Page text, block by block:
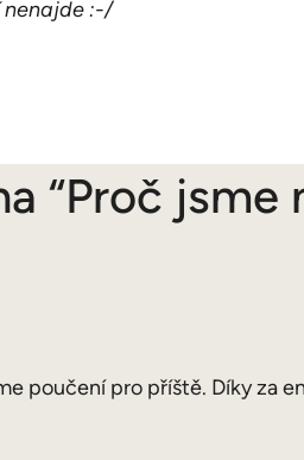
nenajde :-/
“Proč jsme
poučení pro příště. Díky za